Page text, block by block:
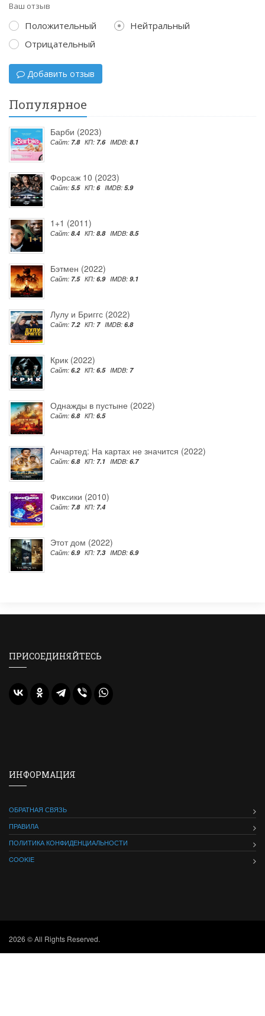
Ваш отзыв
Положительный
Нейтральный
Отрицательный
Добавить отзыв
Популярное
Барби (2023)
Сайт: 7.8 КП: 7.6 IMDB: 8.1
Форсаж 10 (2023)
Сайт: 5.5 КП: 6 IMDB: 5.9
1+1 (2011)
Сайт: 8.4 КП: 8.8 IMDB: 8.5
Бэтмен (2022)
Сайт: 7.5 КП: 6.9 IMDB: 9.1
Лулу и Бриггс (2022)
Сайт: 7.2 КП: 7 IMDB: 6.8
Крик (2022)
Сайт: 6.2 КП: 6.5 IMDB: 7
Однажды в пустыне (2022)
Сайт: 6.8 КП: 6.5
Анчартед: На картах не значится (2022)
Сайт: 6.8 КП: 7.1 IMDB: 6.7
Фиксики (2010)
Сайт: 7.8 КП: 7.4
Этот дом (2022)
Сайт: 6.9 КП: 7.3 IMDB: 6.9
ПРИСОЕДИНЯЙТЕСЬ
ИНФОРМАЦИЯ
ОБРАТНАЯ СВЯЗЬ
ПРАВИЛА
ПОЛИТИКА КОНФИДЕНЦИАЛЬНОСТИ
COOKIE
2026 © All Rights Reserved.